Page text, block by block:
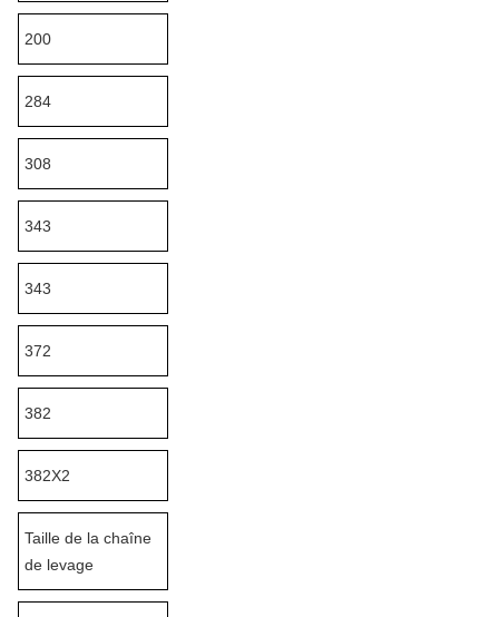
200
284
308
343
343
372
382
382X2
Taille de la chaîne
de levage